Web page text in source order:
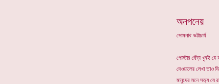
অনপনেয়
সোমনাথ ভট্টাচার্য
পোস্টার ছেঁড়া খুবই
দেওয়ালের লেখা তাও
মানুষের মনে সত্য যে